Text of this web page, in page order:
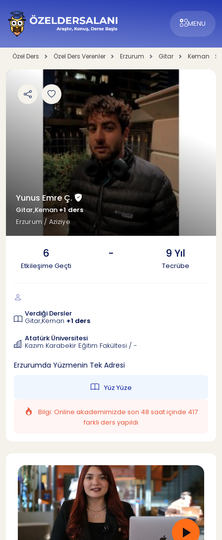
MENU
Özel Ders Özel Ders Verenler Erzurum Gitar Keman
Yunus Emre Ç.
Gitar,Keman +1 ders
Erzurum / Aziziye
6
Etkileşime Geçti
- 9 Yıl
Tecrübe
Verdiği Dersler
Gitar,Keman +1 ders
Atatürk Üniversitesi
Kazım Karabekir Eğitim Fakültesi / -
Erzurumda Yüzmenin Tek Adresi
Yüz Yüze
Bilgi: Online akademimizde son 48 saat içinde 417
farklı ders yapıldı